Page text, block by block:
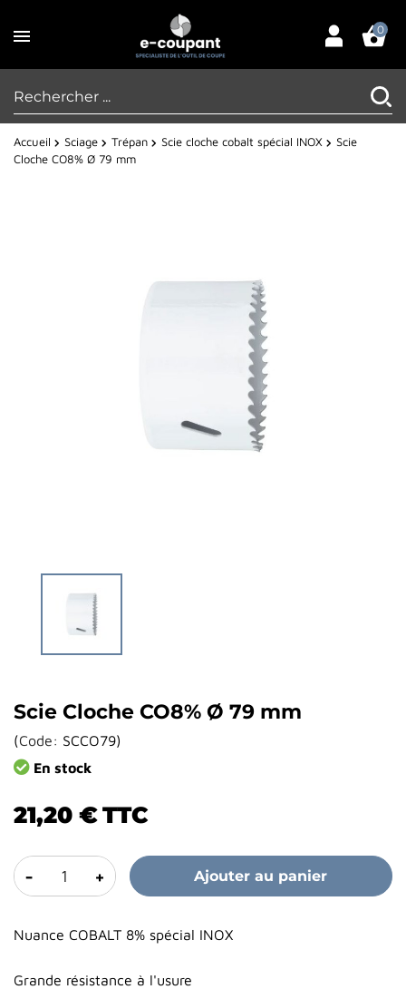
0
Accueil Sciage Trépan Scie cloche cobalt spécial INOX
Scie
Cloche CO8% Ø 79 mm
Scie Cloche CO8% Ø 79 mm
(Code: SCCO79)
En stock
21,20 €TTC
- + Ajouter au panier
Nuance COBALT 8% spécial INOX
Grande résistance à l'usure